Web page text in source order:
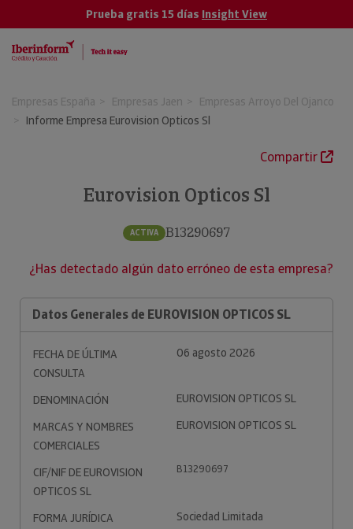
Prueba gratis 15 días Insight View
Empresas España Empresas Jaen
Empresas Arroyo Del Ojanco
Informe Empresa Eurovision Opticos Sl
Compartir
Eurovision Opticos Sl
ACTIVA B13290697
¿Has detectado algún dato erróneo de esta empresa?
Datos Generales de EUROVISION OPTICOS SL
FECHA DE ÚLTIMA
CONSULTA
06 agosto 2026
DENOMINACIÓN
EUROVISION OPTICOS SL
MARCAS Y NOMBRES
COMERCIALES
EUROVISION OPTICOS SL
CIF/NIF DE EUROVISION
OPTICOS SL
B13290697
FORMA JURÍDICA
Sociedad Limitada